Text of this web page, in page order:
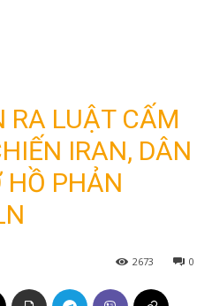
RA LUẬT CẤM
IRAN, DÂN
HỒ PHẢN
0
2673